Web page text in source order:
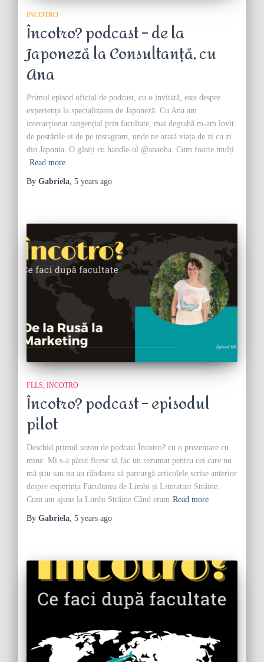
INCOTRO
Încotro? podcast – de la
Japoneză la Consultanță, cu
Ana
Primul episod oficial de podcast, cu o invitată, este despre
experiența la specializarea de Japoneză. Cu Ana am
interacționat tangențial prin facultate, mai degrabă m-am lovit
de postările ei de pe instagram, unde ne arată viața de zi cu zi
din Japonia. O găsiți cu handle-ul @anaoha. Cum foarte mulți
Read more
By Gabriela, 5 years ago
FLLS INCOTRO
Încotro? podcast – episodul
pilot
Deschid primul sezon de podcast Încotro? cu o prezentare cu
mine. Mi s-a părut firesc să fac un rezumat pentru cei care nu
mă știu sau nu au răbdarea să parcurgă articolele scrise anterior
despre experința Facultatea de Limbi și Literaturi Străine.
Cum am ajuns la Limbi Străine Când eram Read more
By Gabriela, 5 years ago